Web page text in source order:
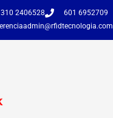
310 2406528
601 6952709